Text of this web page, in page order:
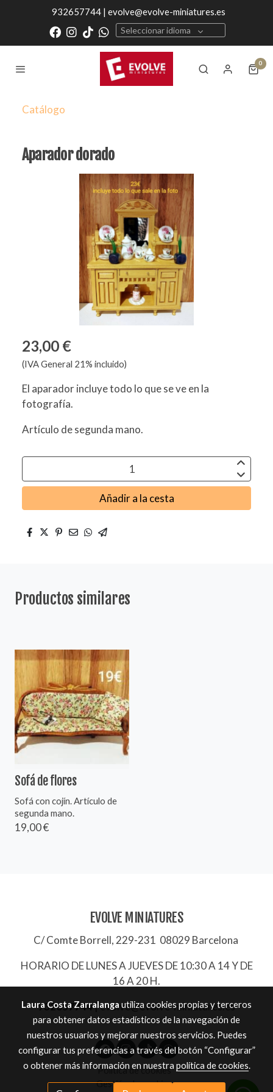
932657744 | evolve@evolve-miniatures.es
Seleccionar idioma
0
Catálogo
Aparador dorado
23,00 €
(IVA General 21% incluido)
El aparador incluye todo lo que se ve en la
fotografía.
Artículo de segunda mano.
Añadir a la cesta
Productos similares
Sofá de flores
Sofá con cojín. Artículo de
segunda mano.
19,00 €
EVOLVE MINIATURES
C/ Comte Borrell, 229-231 08029 Barcelona
HORARIO DE LUNES A JUEVES DE 10:30 A 14 Y DE
16 A 20 H.
932657744|evolve@evolve-miniatures.es
Política de cookies
Gestión de cookies
Laura Costa Zarralanga utiliza cookies propias y terceros
para obtener datos estadísticos de la navegación de
nuestros usuarios y mejorar nuestros servicios. Puedes
configurar tus preferencias a través del botón “Configurar”
o obtener más información en nuestra política de cookies.